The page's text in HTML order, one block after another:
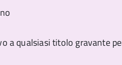
a qualsiasi titolo gravante